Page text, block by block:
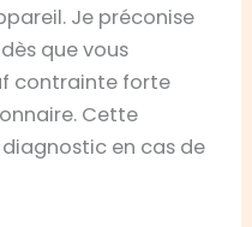
Je préconise
dès que vous
contrainte forte
Cette
en cas de